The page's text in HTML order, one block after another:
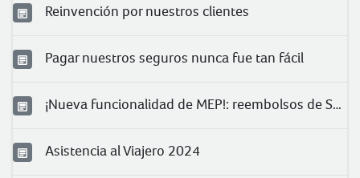
Reinvención por nuestros clientes
Pagar nuestros seguros nunca fue tan fácil
¡Nueva funcionalidad de MEP!: reembolsos de Salud
Asistencia al Viajero 2024